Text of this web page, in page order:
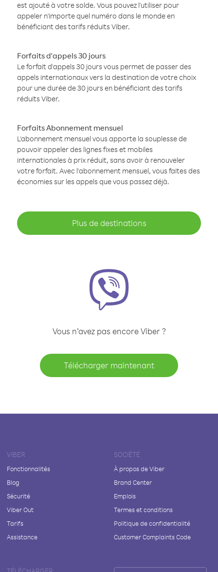
est ajouté à votre solde. Vous pouvez l'utiliser pour
appeler n'importe quel numéro dans le monde en
bénéficiant des tarifs réduits Viber.
Forfaits d'appels 30 jours
Le forfait d'appels 30 jours vous permet de passer des
appels internationaux vers la destination de votre choix
pour une durée de 30 jours en bénéficiant des tarifs
réduits Viber.
Forfaits Abonnement mensuel
L'abonnement mensuel vous apporte la souplesse de
pouvoir appeler des lignes fixes et mobiles
internationales à prix réduit, sans avoir à renouveler
votre forfait. Avec l'abonnement mensuel, vous faites des
économies sur les appels que vous passez déjà.
Plus de destinations
Vous n’avez pas encore Viber ?
Télécharger maintenant
VIBER
Fonctionnalités
Blog
Sécurité
Viber Out
Tarifs
Assistance
SOCIÉTÉ
À propos de Viber
Brand Center
Emplois
Termes et conditions
Politique de confidentialité
Customer Complaints Code